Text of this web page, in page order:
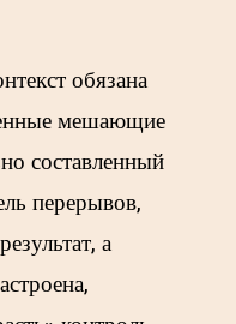
обязана
мешающие
составленный
перерывов,
а